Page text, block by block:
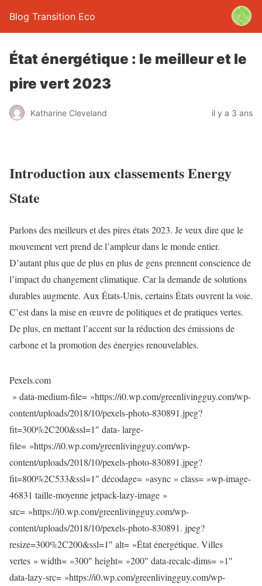
Blog Transition Eco
État énergétique : le meilleur et le
pire vert 2023
Katharine Cleveland il y a 3 ans
Introduction aux classements Energy
State
Parlons des meilleurs et des pires états 2023. Je veux dire que le
mouvement vert prend de l’ampleur dans le monde entier.
D’autant plus que de plus en plus de gens prennent conscience de
l’impact du changement climatique. Car la demande de solutions
durables augmente. Aux États-Unis, certains États ouvrent la voie.
C’est dans la mise en œuvre de politiques et de pratiques vertes.
De plus, en mettant l’accent sur la réduction des émissions de
carbone et la promotion des énergies renouvelables.
Pexels.com
» data-medium-file= »https://i0.wp.com/greenlivingguy.com/wp-
content/uploads/2018/10/pexels-photo-830891.jpeg?
fit=300%2C200&ssl=1″ data- large-
file= »https://i0.wp.com/greenlivingguy.com/wp-
content/uploads/2018/10/pexels-photo-830891.jpeg?
fit=800%2C533&ssl=1″ décodage= »async » class= »wp-image-
46831 taille-moyenne jetpack-lazy-image »
src= »https://i0.wp.com/greenlivingguy.com/wp-
content/uploads/2018/10/pexels-photo-830891. jpeg?
resize=300%2C200&ssl=1″ alt= »État énergétique. Villes
vertes » width= »300″ height= »200″ data-recalc-dims= »1″
data-lazy-src= »https://i0.wp.com/greenlivingguy.com/wp-